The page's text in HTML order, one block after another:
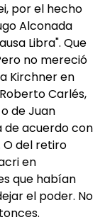
por el hecho
Alconada
Libra". Que
no mereció
Kirchner en
Carlés,
de Juan
de acuerdo con
O del retiro
en
que habían
el poder. No